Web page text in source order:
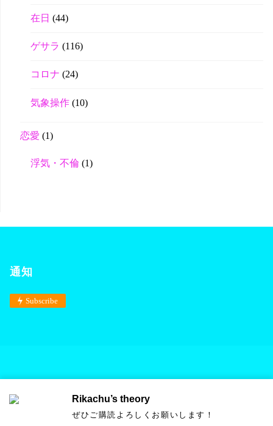
在日 (44)
ゲサラ (116)
コロナ (24)
気象操作(10)
恋愛 (1)
浮気・不倫 (1)
通知
Subscribe
Powered by Anima&WordPress.
Rikachu’s theory
ぜひご購読よろしくお願いします！